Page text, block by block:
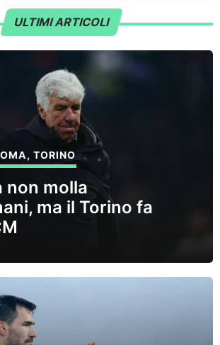
ULTIMI ARTICOLI
, TORINO
non molla
ma il Torino fa